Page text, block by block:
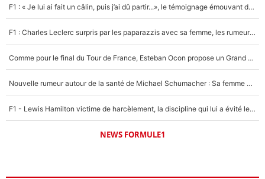
F1 : « Je lui ai fait un câlin, puis j’ai dû partir...», le témoignage émouvant de Max Verstappen sur sa fille
F1 : Charles Leclerc surpris par les paparazzis avec sa femme, les rumeurs étaient vraies !
Comme pour le final du Tour de France, Esteban Ocon propose un Grand Prix de Formule 1 à Paris : «Autour de l’Arc de Triomphe, ce serait génial» !
Nouvelle rumeur autour de la santé de Michael Schumacher : Sa femme Corinna sort du silence
F1 - Lewis Hamilton victime de harcèlement, la discipline qui lui a évité le pire : «J'aurais probablement mal tourné»
NEWS FORMULE1